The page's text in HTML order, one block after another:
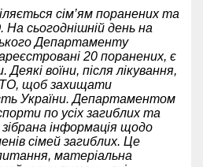
сім’ям поранених та
На сьогоднішній день на
Департаменту
20 поранених, є
Деякі воїни, після лікування,
щоб захищати
України. Департаментом
по усіх загиблих та
інформація щодо
сімей загиблих. Це
матеріальна